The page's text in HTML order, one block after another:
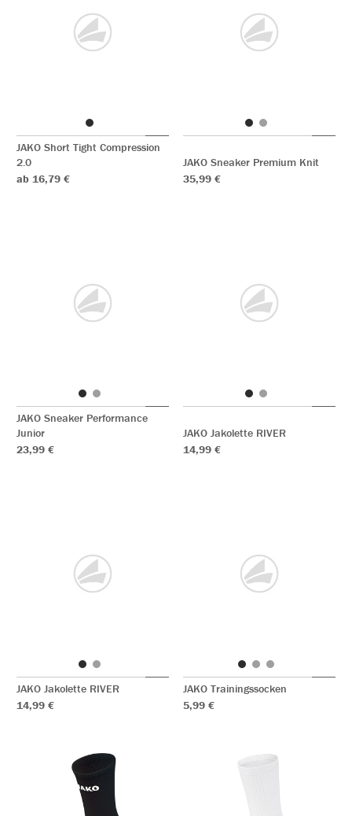
JAKO Short Tight Compression
2.0
ab 16,79 €
JAKO Sneaker Premium Knit
35,99 €
JAKO Sneaker Performance
Junior
23,99 €
JAKO Jakolette RIVER
14,99 €
JAKO Jakolette RIVER
14,99 €
JAKO Trainingssocken
5,99 €